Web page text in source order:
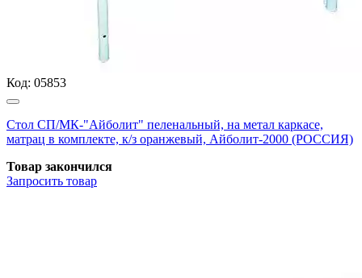
Код: 05853
Стол СП/МК-"Айболит" пеленальный, на метал каркасе,
матрац в комплекте, к/з оранжевый, Айболит-2000 (РОССИЯ)
Товар закончился
Запросить товар